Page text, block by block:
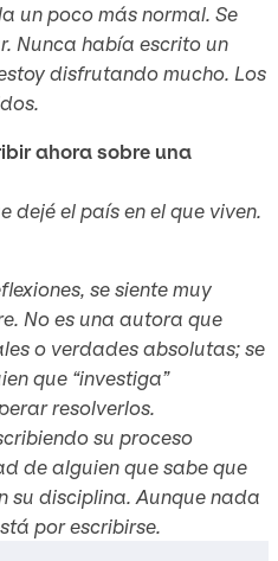
un poco más normal. Se
Nunca había escrito un
disfrutando mucho. Los
ahora sobre una
el país en el que viven.
se siente muy
No es una autora que
o verdades absolutas; se
que “investiga”
resolverlos.
su proceso
de alguien que sabe que
su disciplina. Aunque nada
por escribirse.